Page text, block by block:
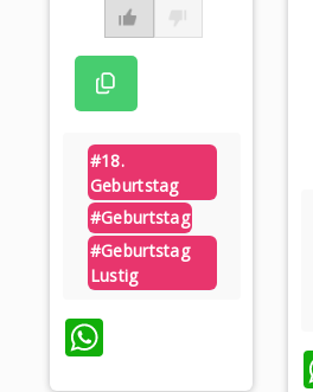
#18.
Geburtstag
#geburtstag
#geburtstag
Lustig
WhatsApp